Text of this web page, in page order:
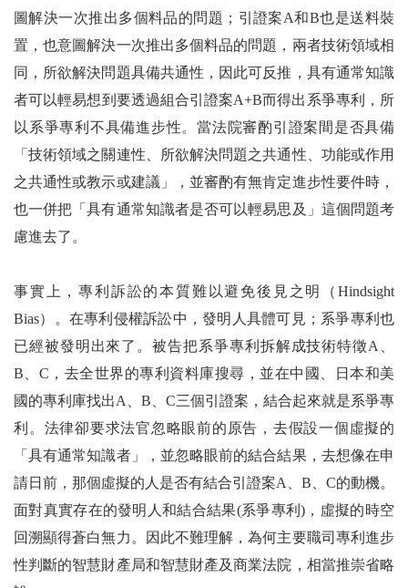
圖解決一次推出多個料品的問題；引證案A和B也是送料裝
置，也意圖解決一次推出多個料品的問題，兩者技術領域相
同，所欲解決問題具備共通性，因此可反推，具有通常知識
者可以輕易想到要透過組合引證案A+B而得出系爭專利，所
以系爭專利不具備進步性。當法院審酌引證案間是否具備
「技術領域之關連性、所欲解決問題之共通性、功能或作用
之共通性或教示或建議」，並審酌有無肯定進步性要件時，
也一併把「具有通常知識者是否可以輕易思及」這個問題考
慮進去了。
事實上，專利訴訟的本質難以避免後見之明（Hindsight
Bias）。在專利侵權訴訟中，發明人具體可見；系爭專利也
已經被發明出來了。被告把系爭專利拆解成技術特徵A、
B、C，去全世界的專利資料庫搜尋，並在中國、日本和美
國的專利庫找出A、B、C三個引證案，結合起來就是系爭專
利。法律卻要求法官忽略眼前的原告，去假設一個虛擬的
「具有通常知識者」，並忽略眼前的結合結果，去想像在申
請日前，那個虛擬的人是否有結合引證案A、B、C的動機。
面對真實存在的發明人和結合結果(系爭專利)，虛擬的時空
回溯顯得蒼白無力。因此不難理解，為何主要職司專利進步
性判斷的智慧財產局和智慧財產及商業法院，相當推崇省略